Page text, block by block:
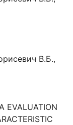
В.Б.,
EVALUATION